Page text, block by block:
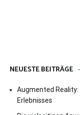
NEUESTE BEITRÄGE
Augmented
Erlebnisses